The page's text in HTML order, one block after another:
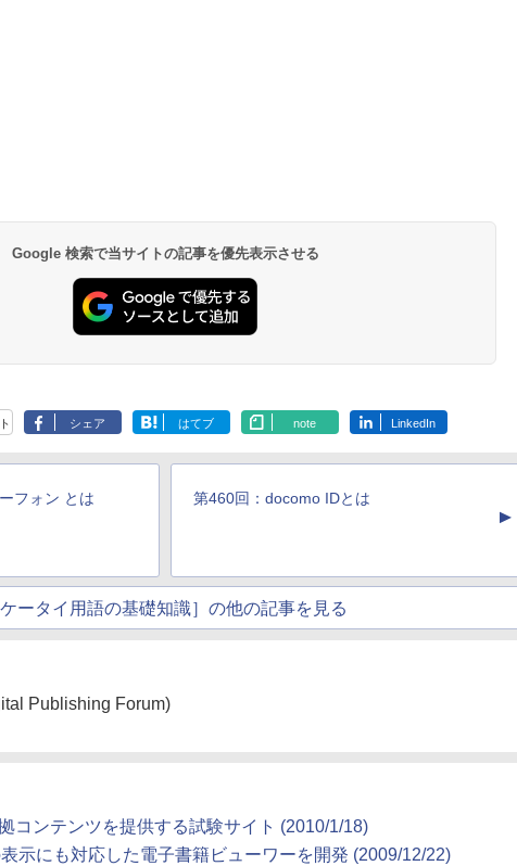
Google 検索で当サイトの記事を優先表示させる
シェア はてブ note LinkedIn
フォン とは 第460回：docomo IDとは
▲
ケータイ用語の基礎知識］の他の記事を見る
Publishing Forum)
コンテンツを提供する試験サイト (2010/1/18)
示にも対応した電子書籍ビューワーを開発 (2009/12/22)